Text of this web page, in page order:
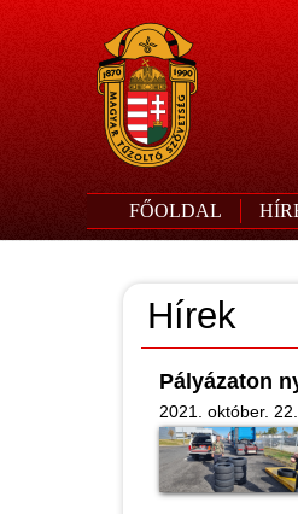
FŐOLDAL
Hírek
Pályázaton
2021. október.